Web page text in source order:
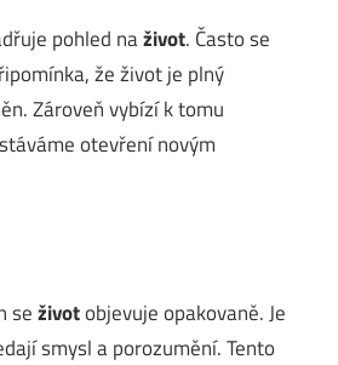
pohled naživot. Často se
že život je plný
Zároveň vybízí k tomu
otevření novým
seživotobjevuje opakovaně. Je
smysl a porozumění. Tento